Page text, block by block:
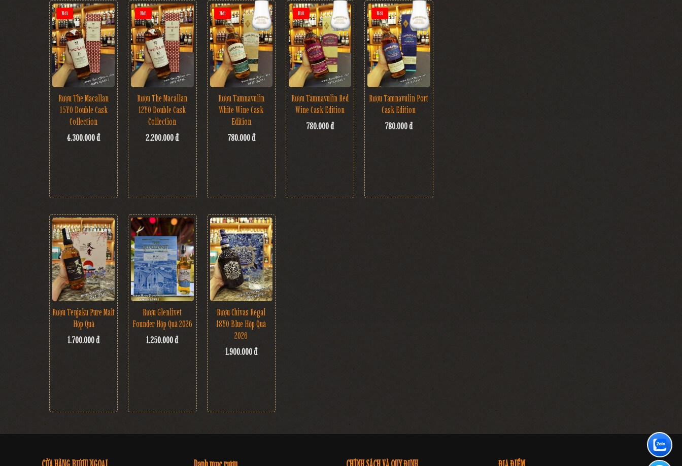
Mới
Rượu The Macallan
15YO Double Cask
Collection
4.300.000 đ
Mới
Rượu The Macallan
12YO Double Cask
Collection
2.200.000 đ
Mới
Rượu Tamnavulin
White Wine Cask
Edition
780.000 đ
Mới
Rượu Tamnavulin Red
Wine Cask Edition
780.000 đ
Mới
Rượu Tamnavulin Port
Cask Edition
780.000 đ
Rượu Tenjaku Pure Malt
Hộp Quà
1.700.000 đ
Rượu Glenlivet
Founder Hộp Quà 2026
1.250.000 đ
Rượu Chivas Regal
18YO Blue Hộp Quà
2026
1.900.000 đ